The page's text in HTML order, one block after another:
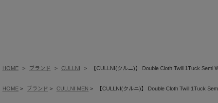
HOME ブランド CULLNI 【CULLNI(クルニ)】 Double Cloth Twill 1Tuck Semi
HOME ブランド CULLNI MEN 【CULLNI(クルニ)】 Double Cloth Twill 1Tuck